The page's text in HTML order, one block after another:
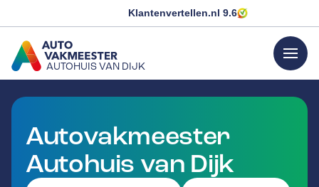
Klantenvertellen.nl 9.6
AUTOHUIS VAN DIJK
GA NAAR DE HOMEPAGINA
menu
Autovakmeester
Autohuis van Dijk